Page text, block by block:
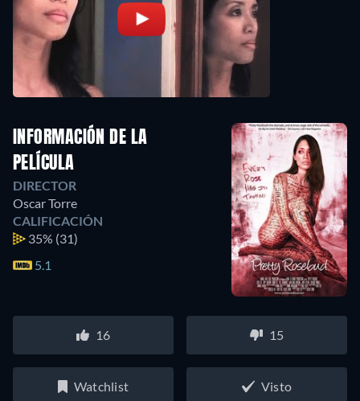
INFORMACIÓN DE LA
PELÍCULA
DIRECTOR
Oscar Torre
CALIFICACIÓN
35% (31)
5.1
16 15
Watchlist Visto